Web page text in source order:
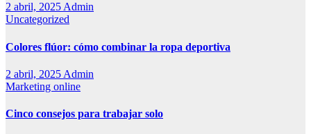
2 abril, 2025Admin
Uncategorized
Colores flúor: cómo combinar la ropa deportiva
2 abril, 2025 Admin
Marketing online
Cinco consejos para trabajar solo